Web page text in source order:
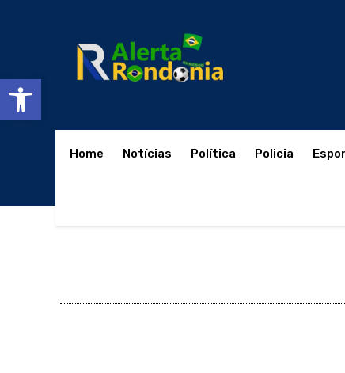
Abrir a barra de ferramentas
Home Notícias Política Policia